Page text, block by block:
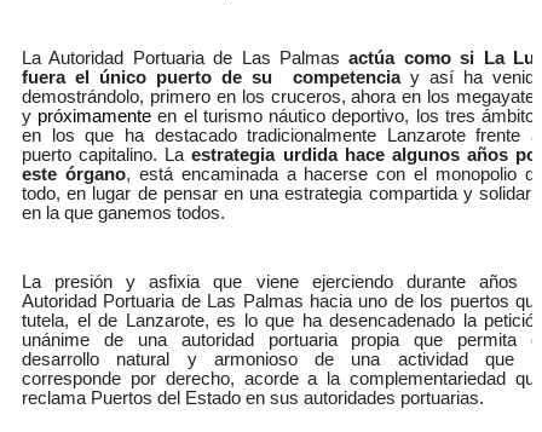
La Autoridad Portuaria de Las Palmasactúa como si La
fuera el único puerto de su competenciay así ha
demostrándolo, primero en los cruceros, ahora en los
y próximamenteen el turismo náutico deportivo, los tres
en los que ha destacado tradicionalmente Lanzarote frente
puerto capitalino. Laestrategia urdida hace algunos años
este órgano, está encaminada a hacerse con el monopolio
todo, en lugar de pensar en una estrategia compartida y
en la que ganemos todos.
La presión y asfixia que viene ejerciendo durante años
Autoridad Portuaria de Las Palmas hacia uno de los puertos
tutela, el de Lanzarote, es lo que ha desencadenado la
unánime de una autoridad portuaria propia que permita
desarrollo natural y armonioso de una actividad que
corresponde por derecho, acorde a la complementariedad
reclama Puertos del Estado en sus autoridades portuarias.